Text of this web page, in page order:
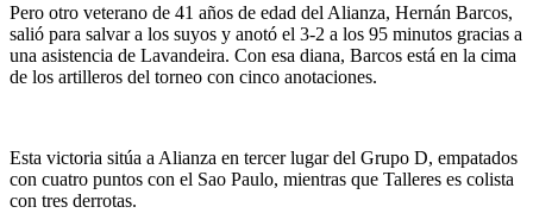
Pero otro veterano de 41 años de edad del Alianza, Hernán Barcos,
salió para salvar a los suyos y anotó el 3-2 a los 95 minutos gracias a
una asistencia de Lavandeira. Con esa diana, Barcos está en la cima
de los artilleros del torneo con cinco anotaciones.
Esta victoria sitúa a Alianza en tercer lugar del Grupo D, empatados
con cuatro puntos con el Sao Paulo, mientras que Talleres es colista
con tres derrotas.